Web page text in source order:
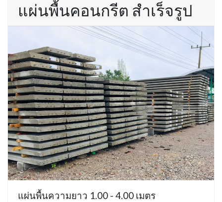
แผ่นพื้นคอนกรีต สำเร็จรูป
แผ่นพื้นความยาว 1.00 - 4.00 เมตร